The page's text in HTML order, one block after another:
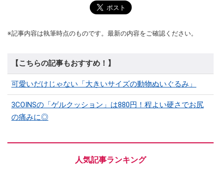
※記事内容は執筆時点のものです。最新の内容をご確認ください。
【こちらの記事もおすすめ！】
可愛いだけじゃない「大きいサイズの動物ぬいぐるみ」
3COINSの「ゲルクッション」は880円！程よい硬さでお尻
の痛みに◎